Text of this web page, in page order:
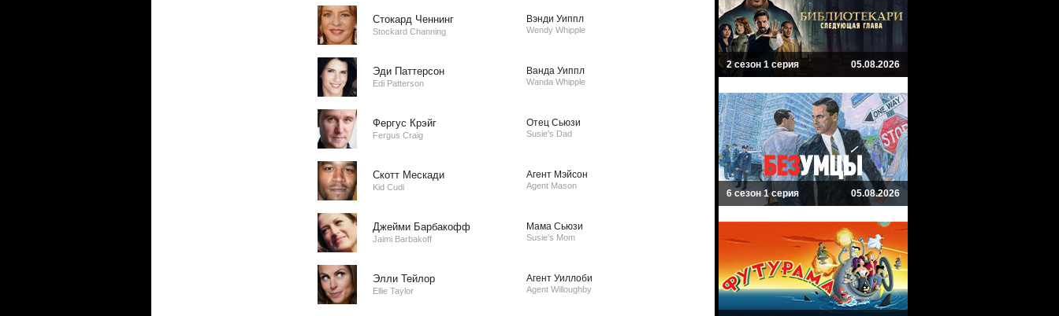
Стокард Ченнинг
Stockard Channing
Вэнди Уиппл
Wendy Whipple
Эди Паттерсон
Edi Patterson
Ванда Уиппл
Wanda Whipple
Фергус Крэйг
Fergus Craig
Отец Сьюзи
Susie's Dad
Скотт Мескади
Kid Cudi
Агент Мэйсон
Agent Mason
Джейми Барбакофф
Jaimi Barbakoff
Мама Сьюзи
Susie's Mom
Элли Тейлор
Ellie Taylor
Агент Уиллоби
Agent Willoughby
2 сезон 1 серия 05.08.2026
6 сезон 1 серия 05.08.2026